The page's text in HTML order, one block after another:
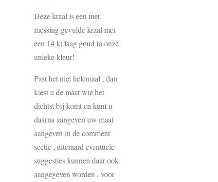
Deze kraal is een met
messing gevulde kraal met
een 14 kt laag goud in onze
unieke kleur!
Past het niet helemaal , dan
kiest u de maat wie het
dichtst bij komt en kunt u
daarna aangeven uw maat
aangeven in de comment
sectie , uiteraard eventuele
suggesties kunnen daar ook
aangegeven worden , voor